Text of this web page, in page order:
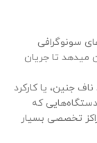
سونوگرافی
میدهد تا جریان
جنین، یا کارکرد
که
تخصصی بسیار